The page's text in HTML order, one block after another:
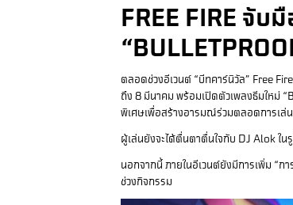
FREE FIRE จับ
ตลอดช่วงอีเวนต์ “บีทคาร์นิวัล” Free
ถึง 8 มีนาคม พร้อมเปิดตัวเพลงธีมใหม่
พิเศษเพื่อสร้างอารมณ์ร่วมตลอดการเล่น
ผู้เล่นยังจะได้ตื่นตาตื่นใจกับ DJ Alok ใ
นอกจากนี้ ภายในอีเวนต์ยังมีการเพิ่ม “
ช่วงกิจกรรม